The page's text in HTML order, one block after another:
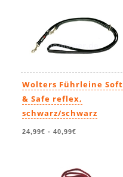
Wolters Führleine Soft
& Safe reflex,
schwarz/schwarz
24,99€ - 40,99€